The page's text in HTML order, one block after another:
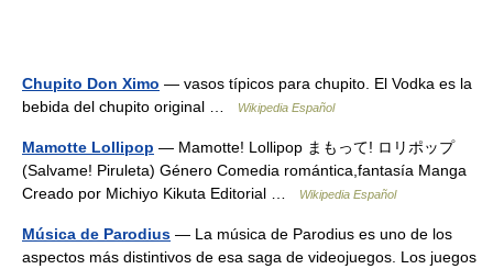
Chupito Don Ximo — vasos típicos para chupito. El Vodka es la
bebida del chupito original …
Wikipedia Español
Mamotte Lollipop — Mamotte! Lollipop まもって! ロリポップ
(Salvame! Piruleta) Género Comedia romántica,fantasía Manga
Creado por Michiyo Kikuta Editorial …
Wikipedia Español
Música de Parodius — La música de Parodius es uno de los
aspectos más distintivos de esa saga de videojuegos. Los juegos